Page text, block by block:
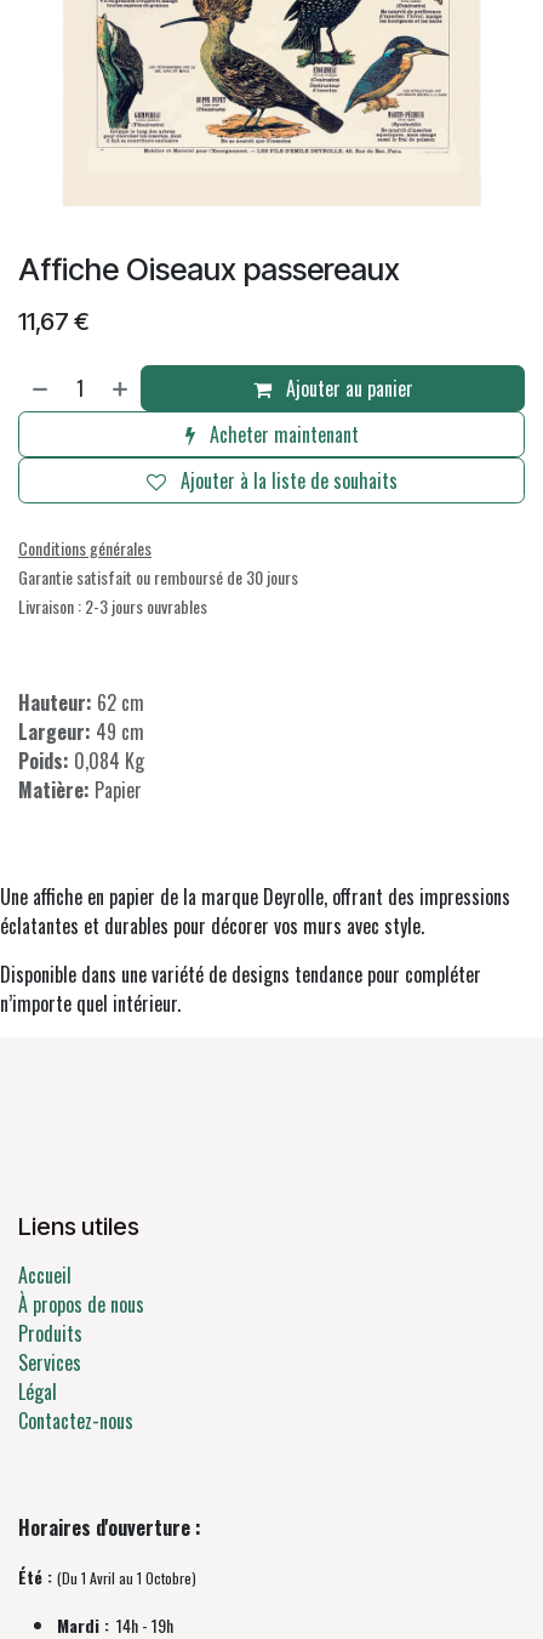
Affiche Oiseaux passereaux
11,67 €
Ajouter au panier
Acheter maintenant
Ajouter à la liste de souhaits
Conditions générales
Garantie satisfait ou remboursé de 30 jours
Livraison : 2-3 jours ouvrables
Hauteur: 62 cm
Largeur: 49 cm
Poids: 0,084 Kg
Matière: Papier
Une affiche en papier de la marque Deyrolle, offrant des impressions
éclatantes et durables pour décorer vos murs avec style.
Disponible dans une variété de designs tendance pour compléter
n’importe quel intérieur.
Liens utiles
Accueil
À propos de nous
Produits
Services
Légal
Contactez-nous
Horaires d'ouverture :
Été : (Du 1 Avril au 1 Octobre)
Mardi : 14h - 19h